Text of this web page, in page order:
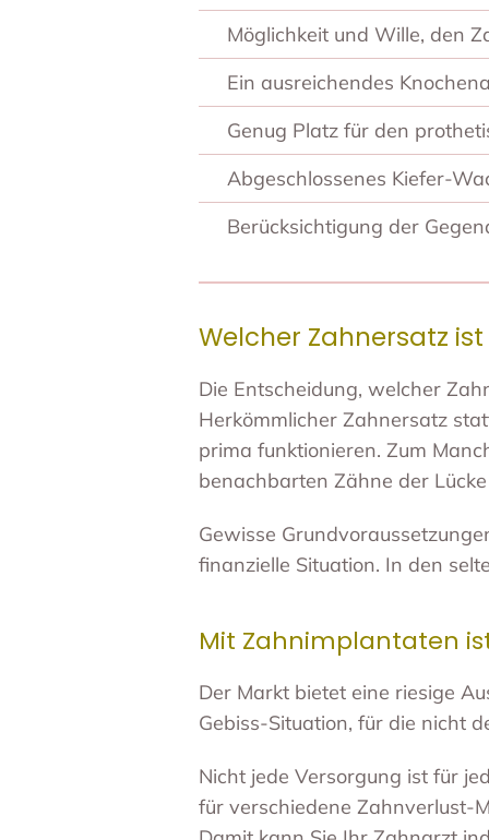
Möglichkeit und Wille, den
Ein ausreichendes
Genug Platz für den
Abgeschlossenes Kiefer-
Berücksichtigung der
Welcher Zahnersatz
Die Entscheidung, welcher
Herkömmlicher Zahnersatz
prima funktionieren. Zum
benachbarten Zähne der
Gewisse
finanzielle Situation. In den
Mit Zahnimplantaten
Der Markt bietet eine riesige
Gebiss-Situation, für die nicht
Nicht jede Versorgung ist für
für verschiedene Zahnverlust-